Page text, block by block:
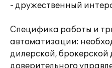
- дружественный
Специфика работы и
автоматизации:
дилерской, брокерской
доверительного